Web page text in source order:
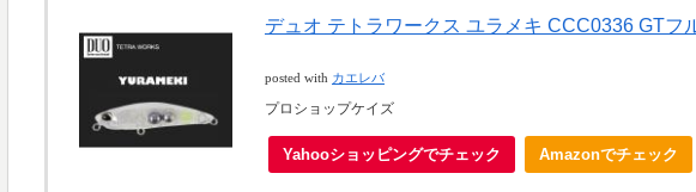
デュオ テトラワークス ユラメキ CCC0336 GTフ
posted with カエレバ
プロショップケイズ
Yahooショッピングでチェック Amazonでチェック